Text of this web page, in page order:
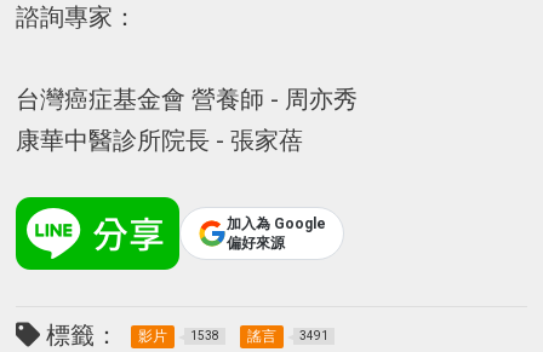
諮詢專家：
台灣癌症基金會 營養師 - 周亦秀
康華中醫診所院長 - 張家蓓
加入為 Google
偏好來源
標籤： 影片 1538 謠言 3491